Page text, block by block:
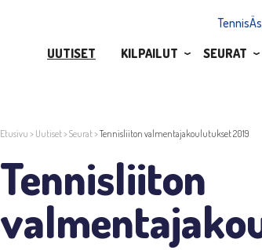
UUTISET
KILPAILUT SEURAT
Etusivu > Uutiset>Seurat>Tennisliiton valmentajakoulutukset 2019
Tennisliiton